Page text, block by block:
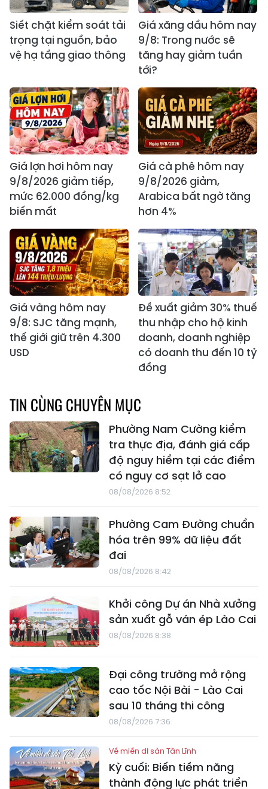
Siết chặt kiểm soát tải
trọng tại nguồn, bảo
vệ hạ tầng giao thông
Giá xăng dầu hôm nay
9/8: Trong nước sẽ
tăng hay giảm tuần
tới?
Giá lợn hơi hôm nay
9/8/2026 giảm tiếp,
mức 62.000 đồng/kg
biến mất
Giá cà phê hôm nay
9/8/2026 giảm,
Arabica bất ngờ tăng
hơn 4%
Giá vàng hôm nay
9/8: SJC tăng mạnh,
thế giới giữ trên 4.300
USD
Đề xuất giảm 30% thuế
thu nhập cho hộ kinh
doanh, doanh nghiệp
có doanh thu đến 10 tỷ
đồng
TIN CÙNG CHUYÊN MỤC
Phường Nam Cường kiểm
tra thực địa, đánh giá cấp
độ nguy hiểm tại các điểm
có nguy cơ sạt lở cao
08/08/2026 8:52
Phường Cam Đường chuẩn
hóa trên 99% dữ liệu đất
đai
08/08/2026 8:42
Khởi công Dự án Nhà xưởng
sản xuất gỗ ván ép Lào Cai
08/08/2026 8:38
Đại công trường mở rộng
cao tốc Nội Bài - Lào Cai
sau 10 tháng thi công
08/08/2026 7:36
Về miền di sản Tân Lĩnh
Kỳ cuối: Biến tiềm năng
thành động lực phát triển